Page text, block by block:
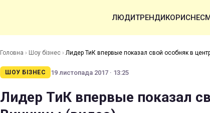
ЛЮДИТРЕНДИКОРИСНЕ
Головна › Шоу бізнес › Лидер ТиК впервые показал свой особняк в
ШОУ БІЗНЕС 19 листопада 2017 · 13:25
Лидер ТиК впервые показал